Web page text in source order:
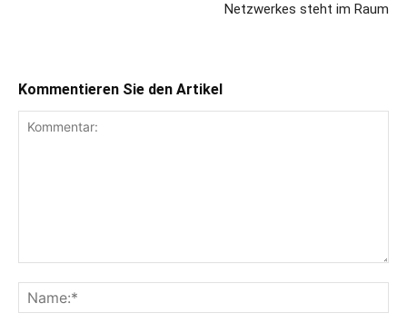
Netzwerkes steht im Raum
Kommentieren Sie den Artikel